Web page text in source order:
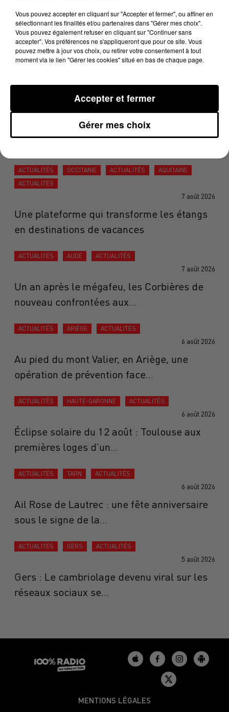
Toujours selon les défenseurs des animaux, peu de
temps après, cinq chatons ont été retrouvés tués, "
habitant du quartier avait vu une fillette les lancer à son
chien comme s'il s'agissaient de balles à attraper". Un
chat avait aussi été découvert la tête fracassée à
Des actes atroces dénoncés par l'association Stéphane
Lamart et qui font donc aujourd'hui l'objet d'une
ACTUALITÉS OCCITANIE ACTUALITÉS
AQUITAINE
ACTUALITÉS
7 août 2026
Une plateforme qui transforme les étangs
en destinations de vacances
ACTUALITÉS AUDE ACTUALITÉS
7 août 2026
Un an après le mégafeu, les Corbières de
nouveau confrontées aux...
ACTUALITÉS ARIÈGE ACTUALITÉS
6 août 2026
Au pied du mont Valier, en Ariège, une
opération de prévention face...
ACTUALITÉS HAUTE-GARONNE ACTUALITÉS
6 août 2026
Éclipse solaire du 12 août : Toulouse aux
premières loges d'un...
ACTUALITÉS TARN ACTUALITÉS
6 août 2026
Ail Rose de Lautrec : une fête anniversaire
sous le signe de la...
ACTUALITÉS GERS ACTUALITÉS
5 août 2026
Gers : Le cambriolage devenu viral sur les
réseaux sociaux se...
MENTIONS LÉGALES
Vous pouvez accepter en cliquant sur "Accepter et fermer", ou affiner en
sélectionnant les finalités et/ou partenaires dans "Gérer mes choix".
Vous pouvez également refuser en cliquant sur "Continuer sans
accepter". Vos préférences ne s'appliqueront que pour ce site. Vous
pouvez mettre à jour vos choix, ou retirer votre consentement à tout
moment via le lien "Gérer les cookies" situé en bas de chaque page.
Gérer mes choix
Accepter et fermer